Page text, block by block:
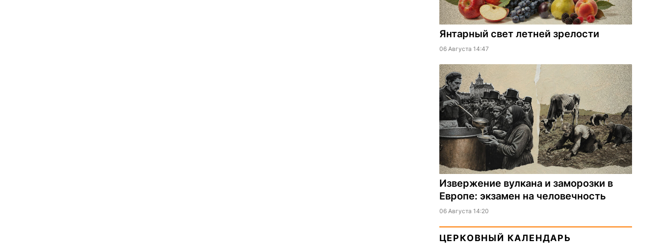
Янтарный свет летней зрелости
06 Августа 14:47
Извержение вулкана и заморозки в
Европе: экзамен на человечность
06 Августа 14:20
ЦЕРКОВНЫЙ КАЛЕНДАРЬ